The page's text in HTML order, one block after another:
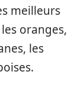
meilleurs
oranges,
les